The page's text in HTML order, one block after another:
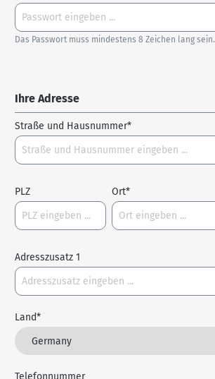
Das Passwort muss mindestens 8 Zeichen lang sein.
Ihre Adresse
Straße und Hausnummer*
PLZ Ort*
Adresszusatz 1
Land*
Telefonnummer